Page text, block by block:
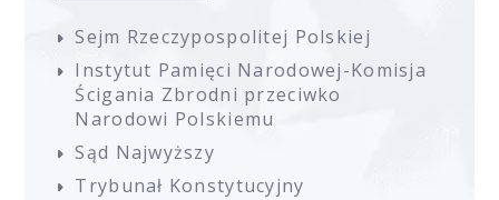
Sejm Rzeczypospolitej Polskiej
Instytut Pamięci Narodowej-Komisja
Ścigania Zbrodni przeciwko
Narodowi Polskiemu
Sąd Najwyższy
Trybunał Konstytucyjny